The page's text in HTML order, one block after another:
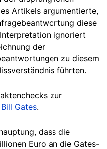
Artikels argumentierte,
diese
ignoriert
der
zu diesem
führten.
zur
Bill Gates.
dass die
Euro an die Gates-